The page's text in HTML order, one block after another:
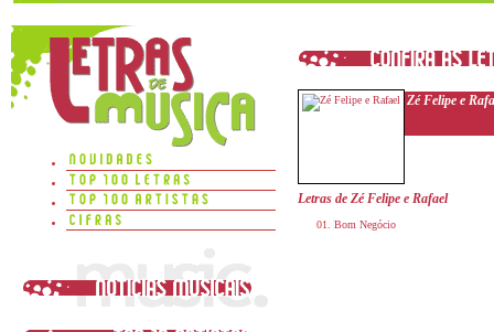
Zé Felipe e
Letras de Zé Felipe e Rafael
Bom Negócio